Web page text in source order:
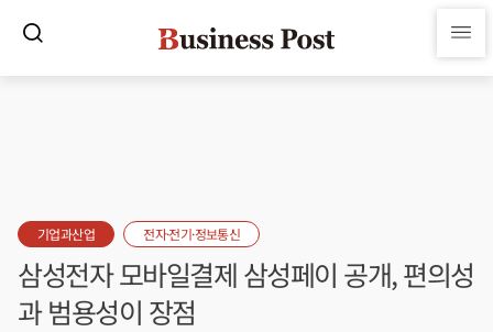
기업과산업 전자·전기·정보통신
삼성전자 모바일결제 삼성페이 공개, 편의성
과 범용성이 장점